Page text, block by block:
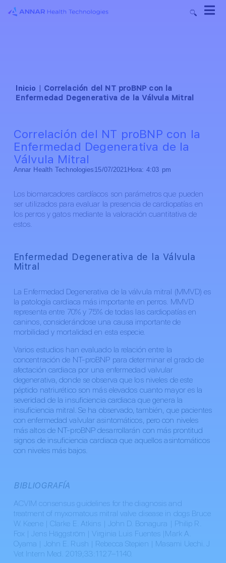
Inicio | Correlación del NT proBNP con la
Enfermedad Degenerativa de la Válvula Mitral
Correlación del NT proBNP con la
Enfermedad Degenerativa de la
Válvula Mitral
Annar Health Technologies 15/07/2021 Hora: 4:03 pm
Los biomarcadores cardíacos son parámetros que pueden
ser utilizados para evaluar la presencia de cardiopatías en
los perros y gatos mediante la valoración cuantitativa de
estos.
Enfermedad Degenerativa de la Válvula
Mitral
La Enfermedad Degenerativa de la válvula mitral (MMVD) es
la patología cardiaca más importante en perros. MMVD
representa entre 70% y 75% de todas las cardiopatías en
caninos, considerándose una causa importante de
morbilidad y mortalidad en esta especie.
Varios estudios han evaluado la relación entre la
concentración de NT-proBNP para determinar el grado de
afectación cardiaca por una enfermedad valvular
degenerativa, donde se observa que los niveles de este
péptido natriurético son más elevados cuanto mayor es la
severidad de la insuficiencia cardiaca que genera la
insuficiencia mitral. Se ha observado, también, que pacientes
con enfermedad valvular asintomáticos, pero con niveles
más altos de NT-proBNP desarrollarán con más prontitud
signos de insuficiencia cardiaca que aquellos asintomáticos
con niveles más bajos.
BIBLIOGRAFÍA
ACVIM consensus guidelines for the diagnosis and
treatment of myxomatous mitral valve disease in dogs Bruce
W. Keene | Clarke E. Atkins | John D. Bonagura | Philip R.
Fox | Jens Häggström | Virginia Luis Fuentes |Mark A.
Oyama | John E. Rush | Rebecca Stepien | Masami Uechi. J
Vet Intern Med. 2019;33:1127–1140.